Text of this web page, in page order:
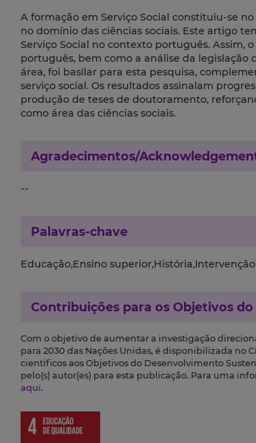
A formação em Serviço Social constituiu-se
no domínio das ciências sociais. Este artigo
Serviço Social no contexto português. Assim,
português, bem como a análise da
área, foi basilar para esta pesquisa,
serviço social. Os resultados assinalam
produção de teses de doutoramento,
como área das ciências sociais.
Agradecimentos/
--
Palavras-chave
Educação,Ensino
Contribuições para os Objetivos do
Com o objetivo de aumentar a investigação
para 2030 das Nações Unidas, é disponibilizada no
científicos aos Objetivos do Desenvolvimento
pelo(s) autor(es) para esta publicação. Para uma
aqui.